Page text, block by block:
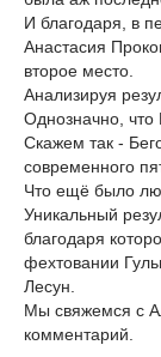
И благодаря, в
Анастасия
второе место.
Анализируя
Однозначно, что
Скажем так -
современного
Что ещё было
Уникальный
благодаря
фехтовании
Лесун.
Мы свяжемся с
комментарий.